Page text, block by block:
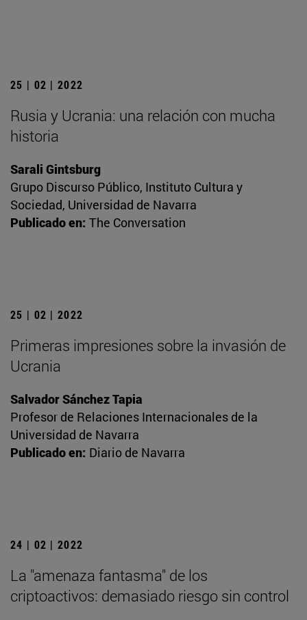
25 | 02 | 2022
Rusia y Ucrania: una relación con mucha
historia
Sarali Gintsburg
Grupo Discurso Público, Instituto Cultura y
Sociedad, Universidad de Navarra
Publicado en: The Conversation
25 | 02 | 2022
Primeras impresiones sobre la invasión de
Ucrania
Salvador Sánchez Tapia
Profesor de Relaciones Internacionales de la
Universidad de Navarra
Publicado en: Diario de Navarra
24 | 02 | 2022
La "amenaza fantasma" de los
criptoactivos: demasiado riesgo sin control